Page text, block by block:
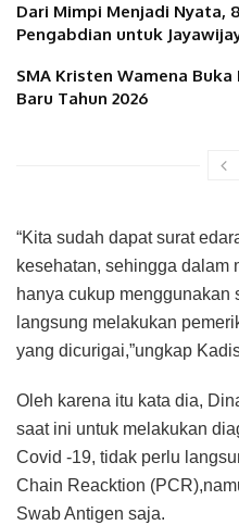
Dari Mimpi Menjadi Nyata,
Pengabdian untuk
SMA Kristen Wamena
Baru Tahun 2026
“Kita sudah dapat surat
kesehatan, sehingga dalam
hanya cukup menggunakan
langsung melakukan
yang dicurigai,”ungkap
Oleh karena itu kata dia,
saat ini untuk melakukan
Covid -19, tidak perlu
Chain Reacktion
Swab Antigen saja.